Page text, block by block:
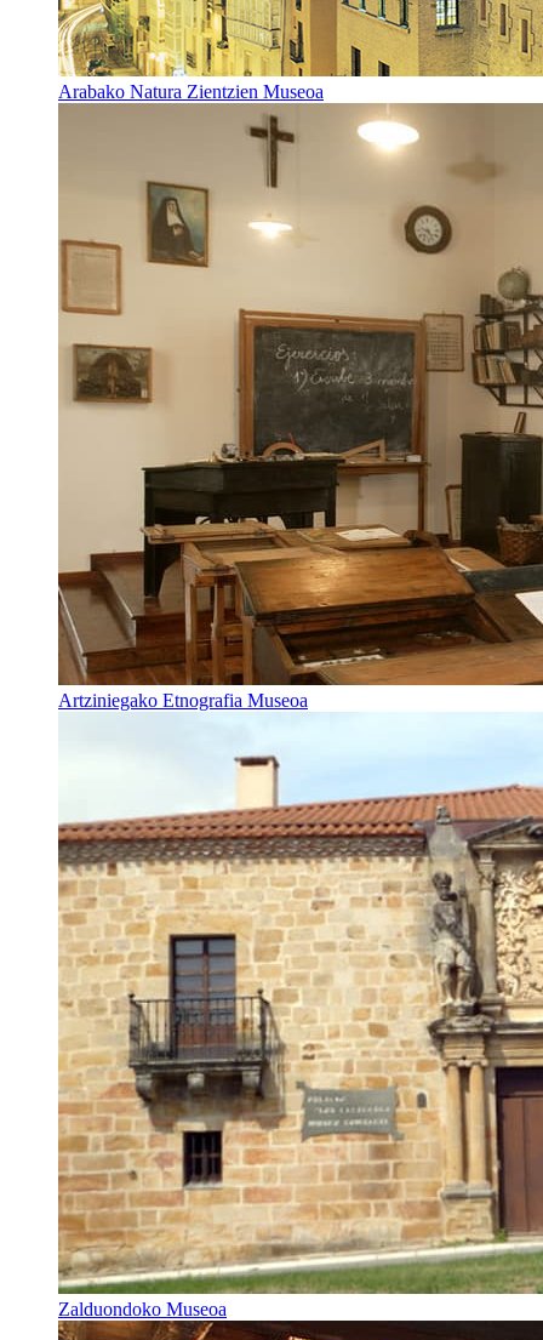
Arabako Natura Zientzien Museoa
Artziniegako Etnografia Museoa
Zalduondoko Museoa